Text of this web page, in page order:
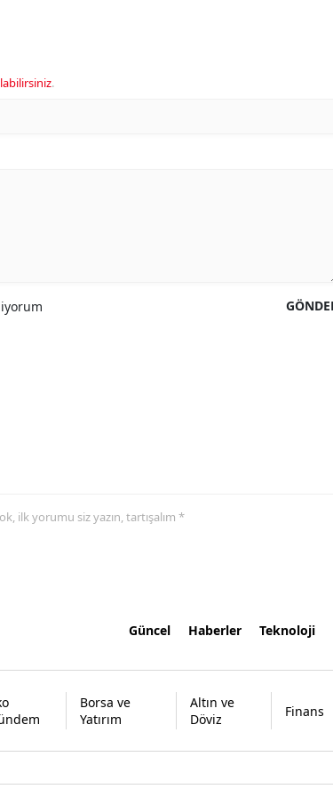
.
ilk yorumu siz yazın, tartışalım *
Güncel Haberler Teknoloji
Borsa ve
Yatırım
Altın ve
Döviz
Finans